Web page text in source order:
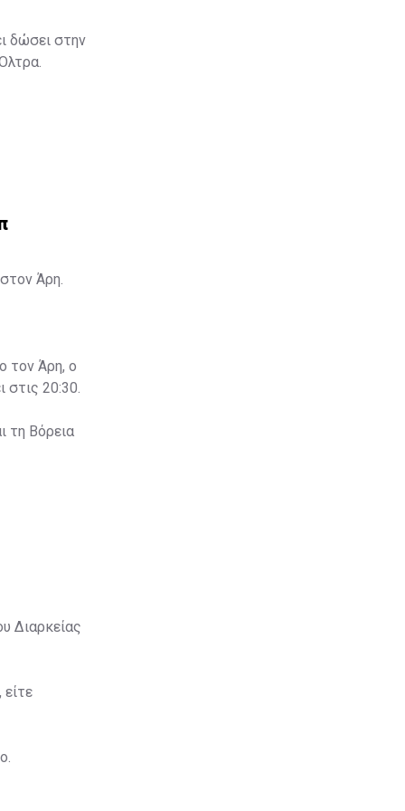
δώσει στην
Άρη.
τον Άρη, ο
στις 20:30.
τη Βόρεια
Διαρκείας
είτε